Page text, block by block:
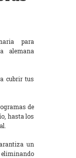
para
alemana
cubrir tus
de
hasta los
un